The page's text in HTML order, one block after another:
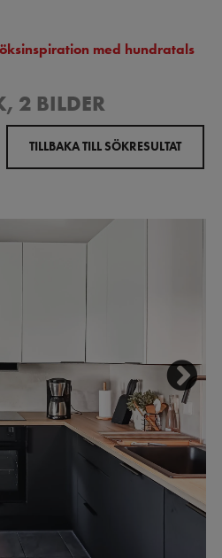
med hundratals
2 BILDER
TILLBAKA TILL SÖKRESULTAT
Next